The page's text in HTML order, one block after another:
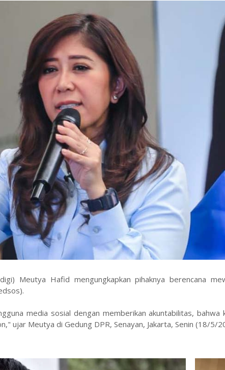
Meutya Hafid mengungkapkan pihaknya berencana
media sosial dengan memberikan akuntabilitas, bahwa
ujar Meutya di Gedung DPR, Senayan, Jakarta, Senin (18/5/